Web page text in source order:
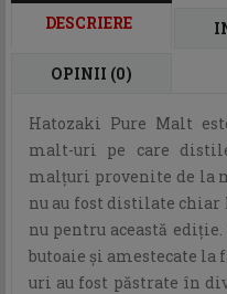
DESCRIERE
OPINII (0)
Hatozaki Pure Malt
malt-uri pe care
malțuri provenite de
nu au fost distilate
nu pentru această
butoaie și amestecate la
uri au fost păstrate în